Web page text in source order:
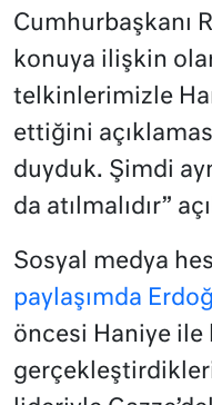
Cumhurbaşkanı
konuya ilişkin
telkinlerimizle
ettiğini
duyduk. Şimdi
da atılmalıdır”
Sosyal medya
paylaşımda
öncesi Haniye